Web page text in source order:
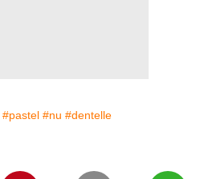
#pastel #nu #dentelle